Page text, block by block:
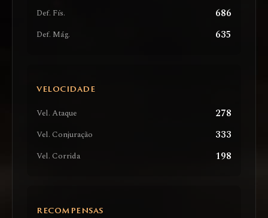
Def. Fís. 686
Def. Mág. 635
VELOCIDADE
Vel. Ataque 278
Vel. Conjuração 333
Vel. Corrida 198
RECOMPENSAS